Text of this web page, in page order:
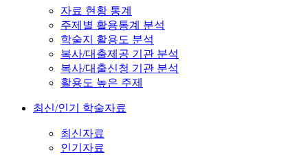
자료 현황 통계
주제별 활용통계 분석
학술지 활용도 분석
복사/대출제공 기관 분석
복사/대출신청 기관 분석
활용도 높은 주제
최신/인기 학술자료
최신자료
인기자료